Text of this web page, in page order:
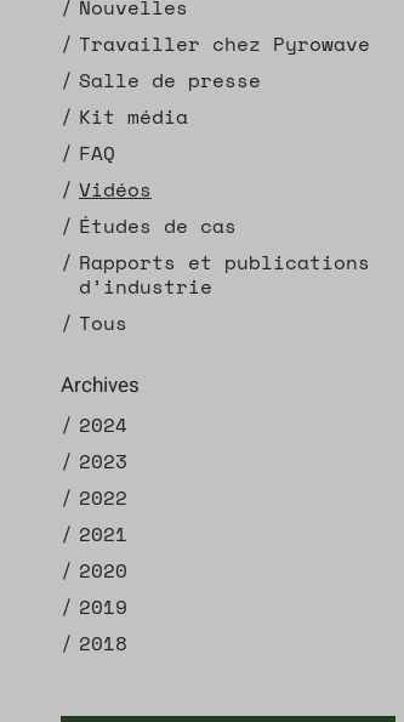
Nouvelles
Travailler chez Pyrowave
Salle de presse
Kit média
FAQ
Vidéos
Études de cas
Rapports et publications
d’industrie
Tous
Archives
2024
2023
2022
2021
2020
2019
2018